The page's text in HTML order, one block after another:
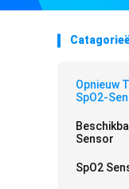
Opnieuw
SpO2-
Sensor
SpO2